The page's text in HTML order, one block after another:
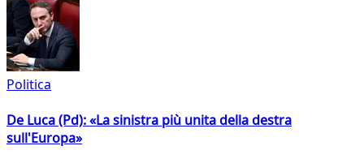
Politica
De Luca (Pd): «La sinistra più unita della destra
sull'Europa»